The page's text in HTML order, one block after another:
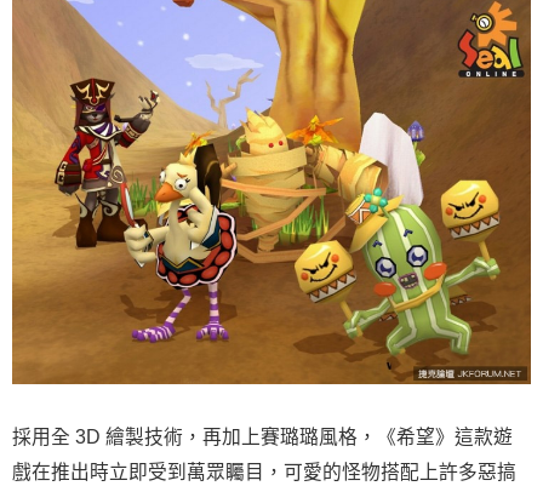
採用全 3D 繪製技術，再加上賽璐璐風格，《希望》這款遊
戲在推出時立即受到萬眾矚目，可愛的怪物搭配上許多惡搞